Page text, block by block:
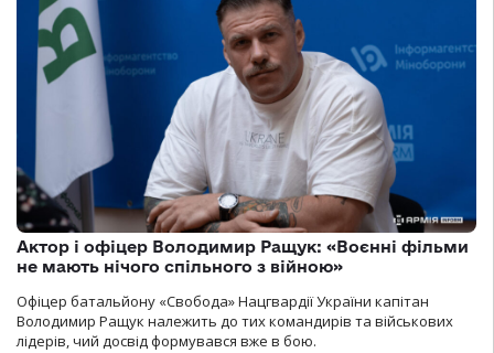
Актор і офіцер Володимир Ращук: «Воєнні фільми
не мають нічого спільного з війною»
Офіцер батальйону «Свобода» Нацгвардії України капітан
Володимир Ращук належить до тих командирів та військових
лідерів, чий досвід формувався вже в бою.